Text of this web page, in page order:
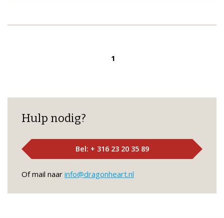
1
Hulp nodig?
Bel: + 316 23 20 35 89
Of mail naar info@dragonheart.nl